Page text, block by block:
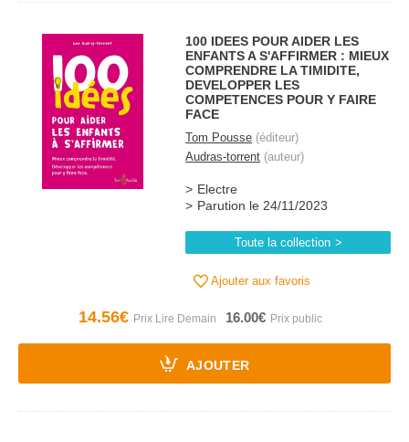
100 IDEES POUR AIDER LES
ENFANTS A S'AFFIRMER : MIEUX
COMPRENDRE LA TIMIDITE,
DEVELOPPER LES
COMPETENCES POUR Y FAIRE
FACE
Tom Pousse (éditeur)
Audras-torrent (auteur)
Electre
Parution le 24/11/2023
Toute la collection
Ajouter aux favoris
14.56€ 16.00€
AJOUTER